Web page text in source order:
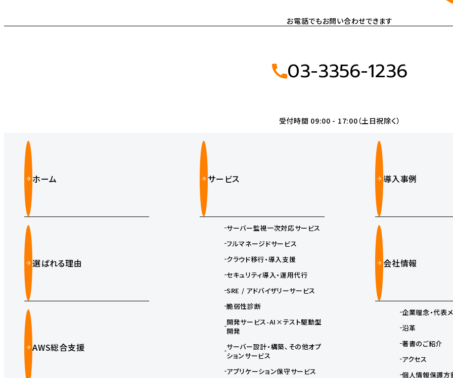
お電話でもお問い合わせできます
03-3356-1236
受付時間 09:00 - 17:00（土日祝除く）
ホーム
選ばれる理由
AWS総合支援
サービス
サーバー監視一次対応サービス
フルマネージドサービス
クラウド移行・導入支援
セキュリティ導入・運用代行
SRE / アドバイザリーサービス
脆弱性診断
開発サービス-AI×テスト駆動型
開発
サーバー設計・構築、その他オプ
ションサービス
アプリケーション保守サービス
導入事例
会社情報
企業理念・代表
沿革
著書のご紹介
アクセス
個人情報保護方